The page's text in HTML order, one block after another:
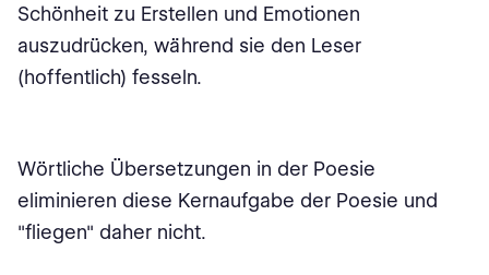
Schönheit zu Erstellen und Emotionen
auszudrücken, während sie den Leser
(hoffentlich) fesseln.
Wörtliche Übersetzungen in der Poesie
eliminieren diese Kernaufgabe der Poesie und
"fliegen" daher nicht.